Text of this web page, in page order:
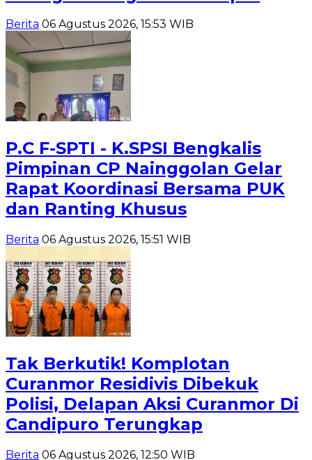
Berita 06 Agustus 2026, 15:53 WIB
P.C F-SPTI - K.SPSI Bengkalis
Pimpinan CP Nainggolan Gelar
Rapat Koordinasi Bersama PUK
dan Ranting Khusus
Berita 06 Agustus 2026, 15:51 WIB
Tak Berkutik! Komplotan
Curanmor Residivis Dibekuk
Polisi, Delapan Aksi Curanmor Di
Candipuro Terungkap
Berita 06 Agustus 2026, 12:50 WIB